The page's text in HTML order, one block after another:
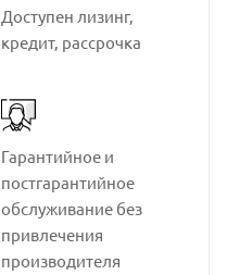
Доступен лизинг,
кредит, рассрочка
Гарантийное и
постгарантийное
обслуживание без
привлечения
производителя